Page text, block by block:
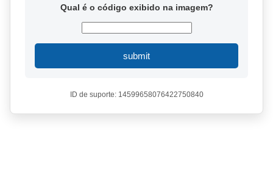
Qual é o código exibido na imagem?
submit
ID de suporte: 14599658076422750840